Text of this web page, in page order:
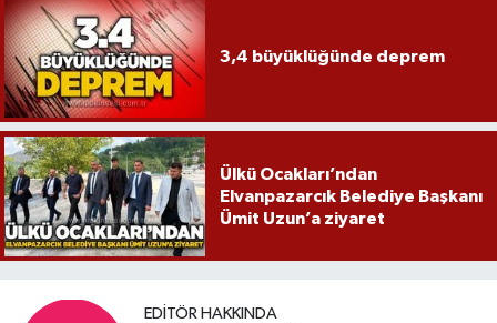
3,4 büyüklüğünde deprem
Ülkü Ocakları’ndan
Elvanpazarcık Belediye Başkanı
Ümit Uzun’a ziyaret
EDITÖR HAKKINDA